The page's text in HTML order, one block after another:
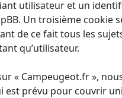
utilisateur et un
Un troisième cookie
de ce fait tous les
qu’utilisateur.
« Campeugeot.fr »,
prévu pour couvrir